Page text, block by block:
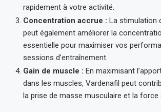
rapidement à votre activité.
Concentration accrue : La stimulation
peut également améliorer la
essentielle pour maximiser vos
sessions d’entraînement.
Gain de muscle : En maximisant
dans les muscles, Vardenafil peut
la prise de masse musculaire et la force